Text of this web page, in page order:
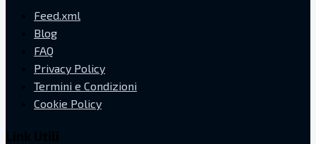
Feed.xml
Blog
FAQ
Privacy Policy
Termini e Condizioni
Cookie Policy